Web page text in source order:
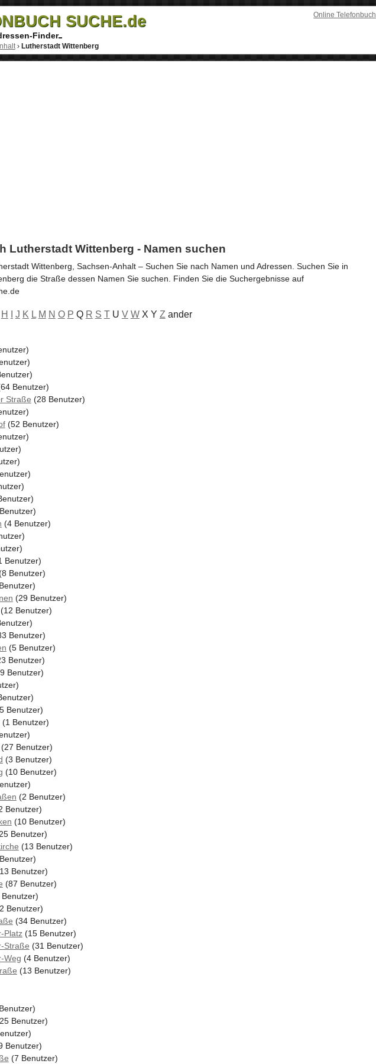
Online Telefonbuch
SUCHE.de
Finder
› Lutherstadt Wittenberg
Lutherstadt Wittenberg - Namen suchen
Wittenberg, Sachsen-Anhalt – Suchen Sie nach Namen und Adressen. Suchen Sie in
die Straße dessen Namen Sie suchen. Finden Sie die Suchergebnisse auf
H J K L M N O P Q R S TU V WX Y Z ander
Benutzer)
Straße (28 Benutzer)
(52 Benutzer)
(4 Benutzer)
Benutzer)
Benutzer)
(29 Benutzer)
(12 Benutzer)
Benutzer)
(5 Benutzer)
Benutzer)
Benutzer)
Benutzer)
(1 Benutzer)
Benutzer)
(3 Benutzer)
(10 Benutzer)
(2 Benutzer)
Benutzer)
(10 Benutzer)
Benutzer)
(13 Benutzer)
Benutzer)
(87 Benutzer)
Benutzer)
(34 Benutzer)
Platz(15 Benutzer)
Straße (31 Benutzer)
Weg (4 Benutzer)
(13 Benutzer)
Benutzer)
Benutzer)
(7 Benutzer)